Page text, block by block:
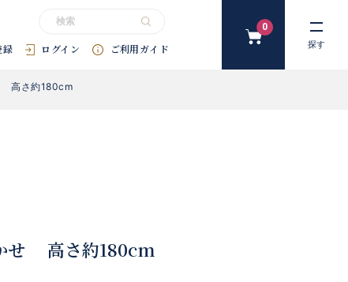
録 ログイン ご利用ガイド
カ
0
探す
#花束 #プリザーブドフラワー
高さ約180cm
せ 高さ約180cm